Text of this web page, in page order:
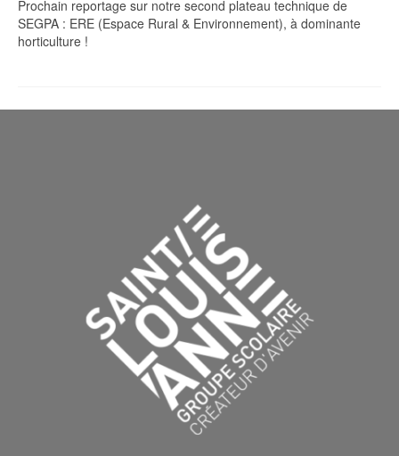
Prochain reportage sur notre second plateau technique de
SEGPA : ERE (Espace Rural & Environnement), à dominante
horticulture !